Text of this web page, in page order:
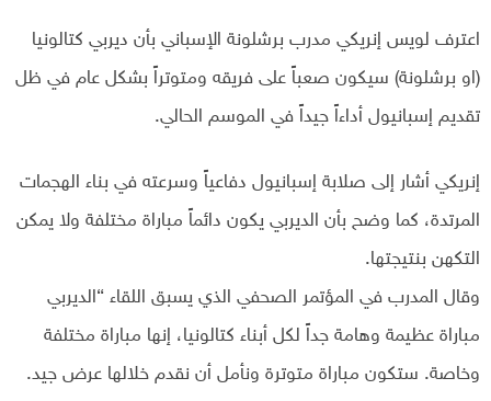
اعترف لويس إنريكي مدرب برشلونة الإسباني بأن ديربي كتالونيا
(او برشلونة) سيكون صعباً على فريقه ومتوتراً بشكل عام في ظل
تقديم إسبانيول أداءاً جيداً في الموسم الحالي.
إنريكي أشار إلى صلابة إسبانيول دفاعياً وسرعته في بناء الهجمات
المرتدة، كما وضح بأن الديربي يكون دائماً مباراة مختلفة ولا يمكن
التكهن بنتيجتها.
وقال المدرب في المؤتمر الصحفي الذي يسبق اللقاء “الديربي
مباراة عظيمة وهامة جداً لكل أبناء كتالونيا، إنها مباراة مختلفة
وخاصة. ستكون مباراة متوترة ونأمل أن نقدم خلالها عرض جيد.